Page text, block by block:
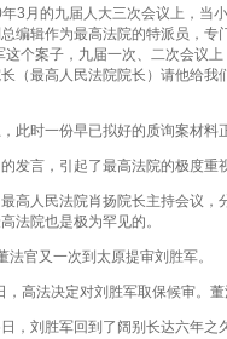
3月的九届人大三次会议上，当
编辑作为最高法院的特派员，专
个案子，九届一次、二次会议
长（最高人民法院院长）请他给
此时一份早已拟好的质询案材料
发言，引起了最高法院的极度重
高人民法院肖扬院长主持会议，
法院也是极为罕见的。
官又一次到太原提审刘胜军。
高法决定对刘胜军取保候审。董
，刘胜军回到了阔别长达六年之